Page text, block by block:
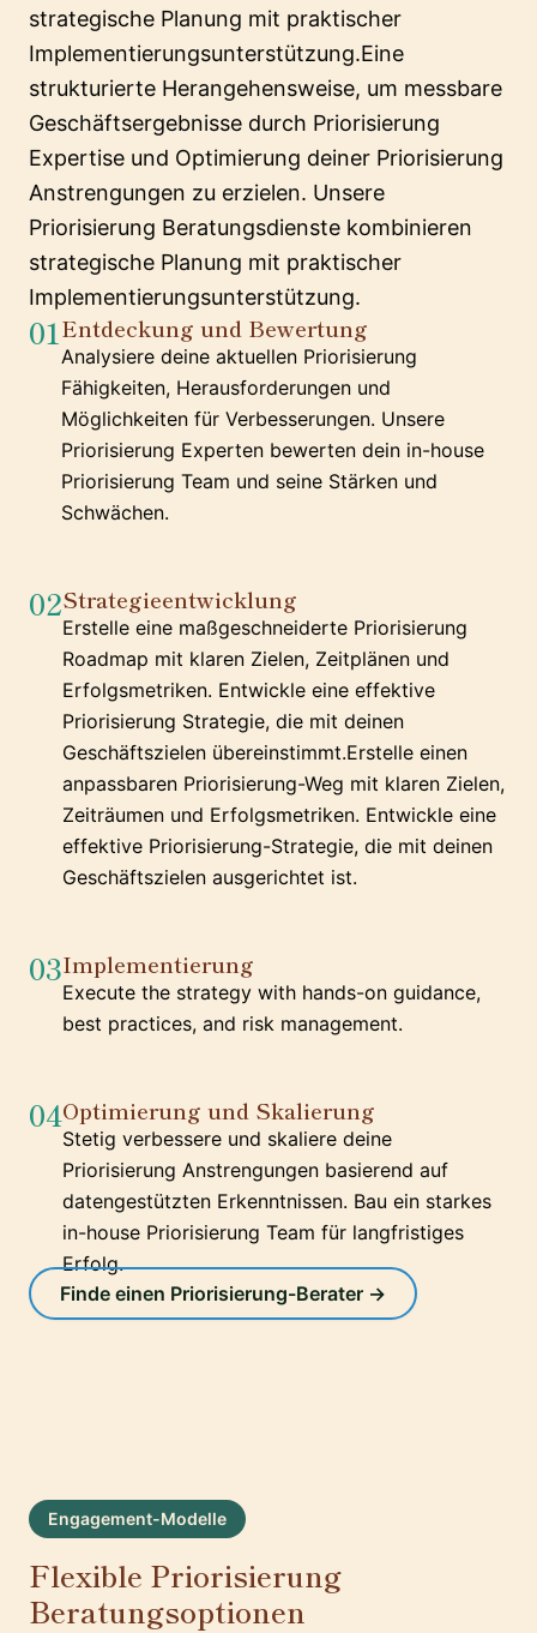
strategische Planung mit praktischer
Implementierungsunterstützung.Eine
strukturierte Herangehensweise, um messbare
Geschäftsergebnisse durch Priorisierung
Expertise und Optimierung deiner Priorisierung
Anstrengungen zu erzielen. Unsere
Priorisierung Beratungsdienste kombinieren
strategische Planung mit praktischer
Implementierungsunterstützung.
01Entdeckung und Bewertung
Analysiere deine aktuellen Priorisierung
Fähigkeiten, Herausforderungen und
Möglichkeiten für Verbesserungen. Unsere
Priorisierung Experten bewerten dein in-house
Priorisierung Team und seine Stärken und
Schwächen.
02Strategieentwicklung
Erstelle eine maßgeschneiderte Priorisierung
Roadmap mit klaren Zielen, Zeitplänen und
Erfolgsmetriken. Entwickle eine effektive
Priorisierung Strategie, die mit deinen
Geschäftszielen übereinstimmt.Erstelle einen
anpassbaren Priorisierung-Weg mit klaren Zielen,
Zeiträumen und Erfolgsmetriken. Entwickle eine
effektive Priorisierung-Strategie, die mit deinen
Geschäftszielen ausgerichtet ist.
03Implementierung
Execute the strategy with hands-on guidance,
best practices, and risk management.
04Optimierung und Skalierung
Stetig verbessere und skaliere deine
Priorisierung Anstrengungen basierend auf
datengestützten Erkenntnissen. Bau ein starkes
in-house Priorisierung Team für langfristiges
Erfolg.
Finde einen Priorisierung-Berater →
Engagement-Modelle
Flexible Priorisierung
Beratungsoptionen